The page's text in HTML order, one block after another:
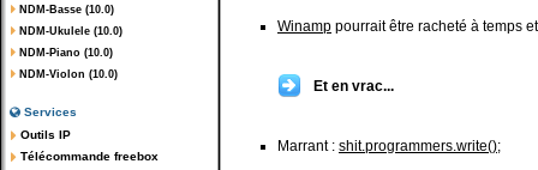
NDM-Basse (10.0)
NDM-Ukulele (10.0)
NDM-Piano (10.0)
NDM-Violon (10.0)
Services
Outils IP
Télécommande freebox
Winamp pourrait être racheté à temps
Et en vrac...
Marrant : shit.programmers.write();